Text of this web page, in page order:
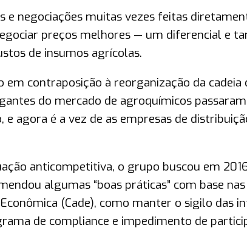
e negociações muitas vezes feitas
preços melhores — um diferencial e
de insumos agrícolas.
contraposição à reorganização da cadeia
do mercado de agroquímicos
agora é a vez de as empresas de
anticompetitiva, o grupo buscou em
algumas “boas práticas” com base
(Cade), como manter o sigilo das
de compliance e impedimento de